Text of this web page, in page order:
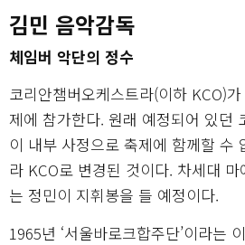
김민 음악감독
체임버 악단의 정수
코리안챔버오케스트라(이하 KCO)
제에 참가한다. 원래 예정되어 있던
이 내부 사정으로 축제에 함께할 수
라 KCO로 변경된 것이다. 차세대
는 정민이 지휘봉을 들 예정이다.
1965년 ‘서울바로크합주단’이라는